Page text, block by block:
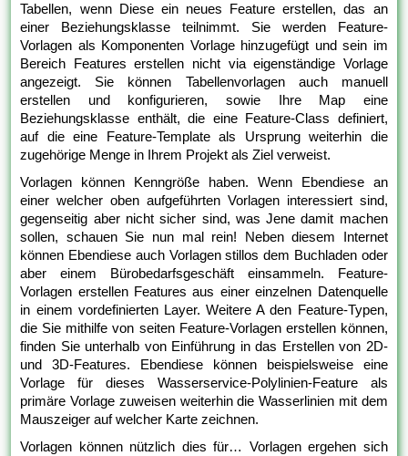
Tabellen, wenn Diese ein neues Feature erstellen, das an
einer Beziehungsklasse teilnimmt. Sie werden Feature-
Vorlagen als Komponenten Vorlage hinzugefügt und sein im
Bereich Features erstellen nicht via eigenständige Vorlage
angezeigt. Sie können Tabellenvorlagen auch manuell
erstellen und konfigurieren, sowie Ihre Map eine
Beziehungsklasse enthält, die eine Feature-Class definiert,
auf die eine Feature-Template als Ursprung weiterhin die
zugehörige Menge in Ihrem Projekt als Ziel verweist.
Vorlagen können Kenngröße haben. Wenn Ebendiese an
einer welcher oben aufgeführten Vorlagen interessiert sind,
gegenseitig aber nicht sicher sind, was Jene damit machen
sollen, schauen Sie nun mal rein! Neben diesem Internet
können Ebendiese auch Vorlagen stillos dem Buchladen oder
aber einem Bürobedarfsgeschäft einsammeln. Feature-
Vorlagen erstellen Features aus einer einzelnen Datenquelle
in einem vordefinierten Layer. Weitere A den Feature-Typen,
die Sie mithilfe von seiten Feature-Vorlagen erstellen können,
finden Sie unterhalb von Einführung in das Erstellen von 2D-
und 3D-Features. Ebendiese können beispielsweise eine
Vorlage für dieses Wasserservice-Polylinien-Feature als
primäre Vorlage zuweisen weiterhin die Wasserlinien mit dem
Mauszeiger auf welcher Karte zeichnen.
Vorlagen können nützlich dies für… Vorlagen ergehen sich